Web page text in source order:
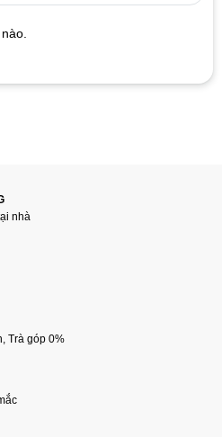
cho sản phẩm “Màn Hình
nhà
Trà góp 0%